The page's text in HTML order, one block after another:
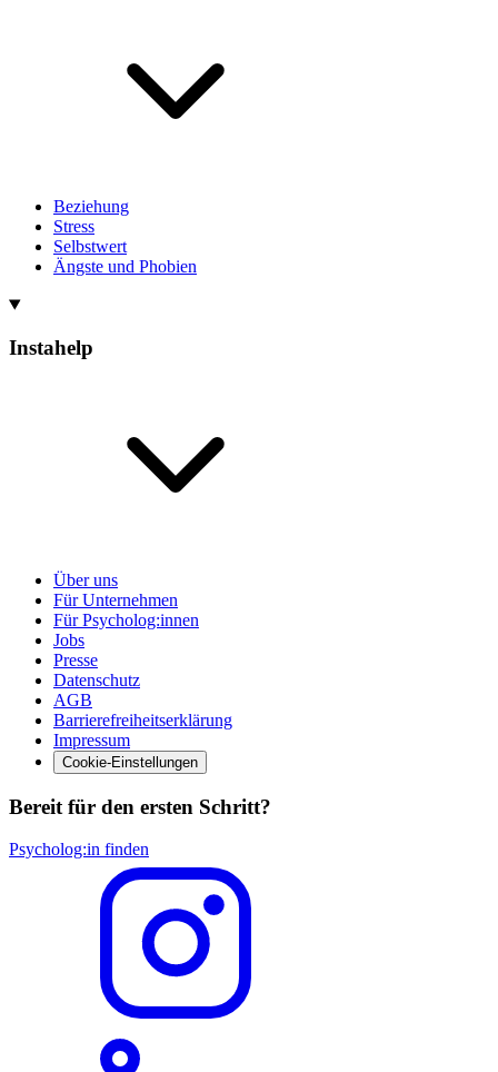
Beziehung
Stress
Selbstwert
Ängste und Phobien
Instahelp
Über uns
Für Unternehmen
Für Psycholog:innen
Jobs
Presse
Datenschutz
AGB
Barrierefreiheitserklärung
Impressum
Cookie-Einstellungen
Bereit für den ersten Schritt?
Psycholog:in finden